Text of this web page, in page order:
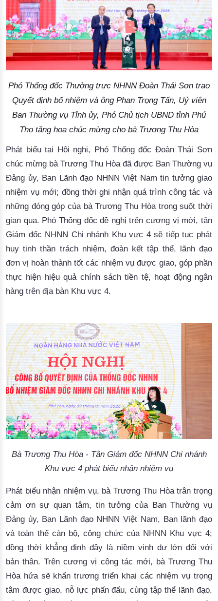
Phó Thống đốc Thường trực NHNN Đoàn Thái Sơn trao
Quyết định bổ nhiệm và ông Phan Trọng Tấn, Uỷ viên
Ban Thường vụ Tỉnh ủy, Phó Chủ tịch UBND tỉnh Phú
Thọ tặng hoa chúc mừng cho bà Trương Thu Hòa
Phát biểu tại Hội nghị, Phó Thống đốc Đoàn Thái Sơn
chúc mừng bà Trương Thu Hòa đã được Ban Thường vụ
Đảng ủy, Ban Lãnh đạo NHNN Việt Nam tin tưởng giao
nhiệm vụ mới; đồng thời ghi nhận quá trình công tác và
những đóng góp của bà Trương Thu Hòa trong suốt thời
gian qua. Phó Thống đốc đề nghị trên cương vị mới, tân
Giám đốc NHNN Chi nhánh Khu vực 4 sẽ tiếp tục phát
huy tinh thần trách nhiệm, đoàn kết tập thể, lãnh đạo
đơn vị hoàn thành tốt các nhiệm vụ được giao, góp phần
thực hiện hiệu quả chính sách tiền tệ, hoạt động ngân
hàng trên địa bàn Khu vực 4.
Bà Trương Thu Hòa - Tân Giám đốc NHNN Chi nhánh
Khu vực 4 phát biểu nhận nhiệm vụ
Phát biểu nhận nhiệm vụ, bà Trương Thu Hòa trân trọng
cảm ơn sự quan tâm, tin tưởng của Ban Thường vụ
Đảng ủy, Ban Lãnh đạo NHNN Việt Nam, Ban lãnh đạo
và toàn thể cán bộ, công chức của NHNN Khu vực 4;
đồng thời khẳng định đây là niềm vinh dự lớn đối với
bản thân. Trên cương vị công tác mới, bà Trương Thu
Hòa hứa sẽ khẩn trương triển khai các nhiệm vụ trọng
tâm được giao, nỗ lực phấn đấu, cùng tập thể lãnh đạo,